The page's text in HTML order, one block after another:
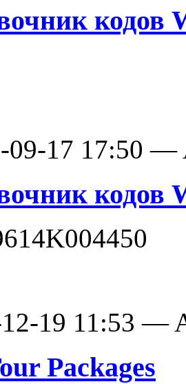
кодов
09-17 17:50 —
кодов
19 11:53 —
Packages